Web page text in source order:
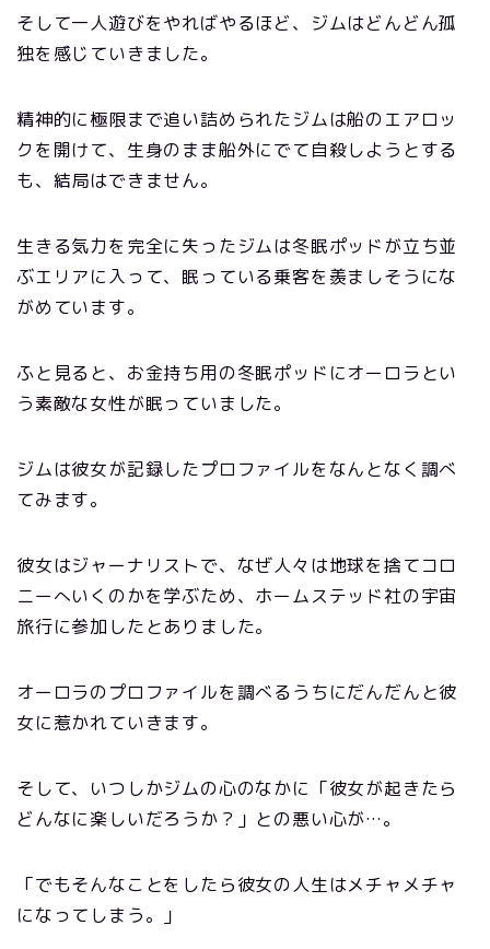
そして一人遊びをやればやるほど、ジムはどんどん孤
独を感じていきました。
精神的に極限まで追い詰められたジムは船のエアロッ
クを開けて、生身のまま船外にでて自殺しようとする
も、結局はできません。
生きる気力を完全に失ったジムは冬眠ポッドが立ち並
ぶエリアに入って、眠っている乗客を羨ましそうにな
がめています。
ふと見ると、お金持ち用の冬眠ポッドにオーロラとい
う素敵な女性が眠っていました。
ジムは彼女が記録したプロファイルをなんとなく調べ
てみます。
彼女はジャーナリストで、なぜ人々は地球を捨てコロ
ニーへいくのかを学ぶため、ホームステッド社の宇宙
旅行に参加したとありました。
オーロラのプロファイルを調べるうちにだんだんと彼
女に惹かれていきます。
そして、いつしかジムの心のなかに「彼女が起きたら
どんなに楽しいだろうか？」との悪い心が…。
「でもそんなことをしたら彼女の人生はメチャメチャ
になってしまう。」